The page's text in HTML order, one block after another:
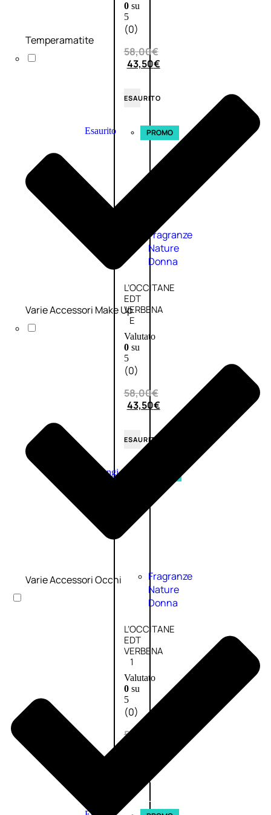
0su
5
(0)
58,00€
43,50€
ESAURITO
Esaurito PROMO
Fragranze
Nature
Donna
L’OCCITANE
EDT
VERBENA
E
Valutato
0su
5
(0)
58,00€
43,50€
ESAURITO
Aggiungi
Fragranze
Nature
Donna
L’OCCITANE
EDT
VERBENA
1
Valutato
0su
5
(0)
56,00
AGGIUNGI
CARRELLO
Temperamatite
Varie Accessori Make Up
Varie Accessori Occhi